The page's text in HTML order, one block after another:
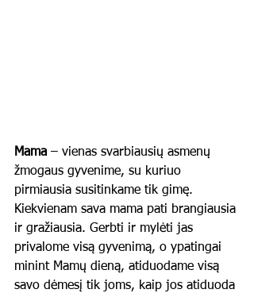
Mama – vienas svarbiausių asmenų
žmogaus gyvenime, su kuriuo
pirmiausia susitinkame tik gimę.
Kiekvienam sava mama pati brangiausia
ir gražiausia. Gerbti ir mylėti jas
privalome visą gyvenimą, o ypatingai
minint Mamų dieną, atiduodame visą
savo dėmesį tik joms, kaip jos atiduoda